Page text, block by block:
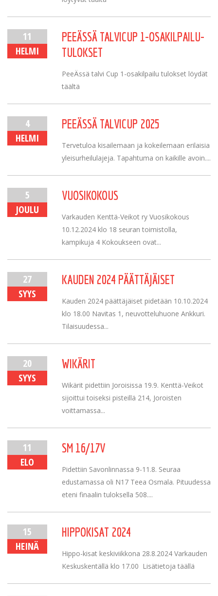
11
HELMI
PEEÄSSÄ TALVICUP 1-OSAKILPAILU-
TULOKSET
PeeÄssä talvi Cup 1-osakilpailu tulokset löydät
täältä
4
HELMI
PEEÄSSÄ TALVICUP 2025
Tervetuloa kisailemaan ja kokeilemaan erilaisia
yleisurheilulajeja. Tapahtuma on kaikille avoin....
5
JOULU
VUOSIKOKOUS
Varkauden Kenttä-Veikot ry Vuosikokous
10.12.2024 klo 18 seuran toimistolla,
kampikuja 4 Kokoukseen ovat...
27
SYYS
KAUDEN 2024 PÄÄTTÄJÄISET
Kauden 2024 päättäjäiset pidetään 10.10.2024
klo 18.00 Navitas 1, neuvotteluhuone Ankkuri.
Tilaisuudessa...
20
SYYS
WIKÄRIT
Wikärit pidettiin Joroisissa 19.9. Kenttä-Veikot
sijoittui toiseksi pisteillä 214, Joroisten
voittamassa...
11
ELO
SM 16/17V
Pidettiin Savonlinnassa 9-11.8. Seuraa
edustamassa oli N17 Teea Osmala. Pituudessa
eteni finaalin tuloksella 508....
15
HEINÄ
HIPPOKISAT 2024
Hippo-kisat keskiviikkona 28.8.2024 Varkauden
Keskuskentällä klo 17.00 Lisätietoja täällä